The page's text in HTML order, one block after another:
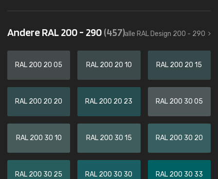
Andere RAL 200 - 290(457)alle RAL Design 200 - 290
RAL 200 20 05 RAL 200 20 10 RAL 200 20 15
RAL 200 20 20 RAL 200 20 23 RAL 200 30 05
RAL 200 30 10 RAL 200 30 15 RAL 200 30 20
RAL 200 30 25 RAL 200 30 30 RAL 200 30 33